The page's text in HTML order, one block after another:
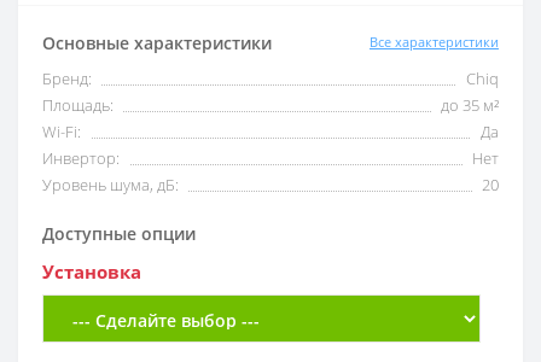
Основные характеристики Все характеристики
Бренд:
Chiq
Площадь:
до 35 м²
Wi-Fi:
Да
Инвертор:
Нет
Уровень шума, дБ:
20
Доступные опции
Установка